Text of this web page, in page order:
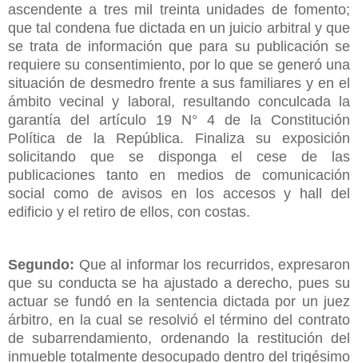
ascendente a tres mil treinta unidades de fomento;
que tal condena fue dictada en un juicio arbitral y que
se trata de información que para su publicación se
requiere su consentimiento, por lo que se generó una
situación de desmedro frente a sus familiares y en el
ámbito vecinal y laboral, resultando conculcada la
garantía del artículo 19 N° 4 de la Constitución
Política de la República. Finaliza su exposición
solicitando que se disponga el cese de las
publicaciones tanto en medios de comunicación
social como de avisos en los accesos y hall del
edificio y el retiro de ellos, con costas.
Segundo: Que al informar los recurridos, expresaron
que su conducta se ha ajustado a derecho, pues su
actuar se fundó en la sentencia dictada por un juez
árbitro, en la cual se resolvió el término del contrato
de subarrendamiento, ordenando la restitución del
inmueble totalmente desocupado dentro del trigésimo